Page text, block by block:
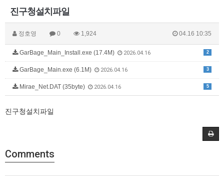
진구청설치파일
정호영 0 1,924 04.16 10:35
2
GarBage_Main_Install.exe (17.4M) 2026.04.16
3
GarBage_Main.exe (6.1M) 2026.04.16
5
Mirae_Net.DAT (35byte) 2026.04.16
진구청설치파일
Comments